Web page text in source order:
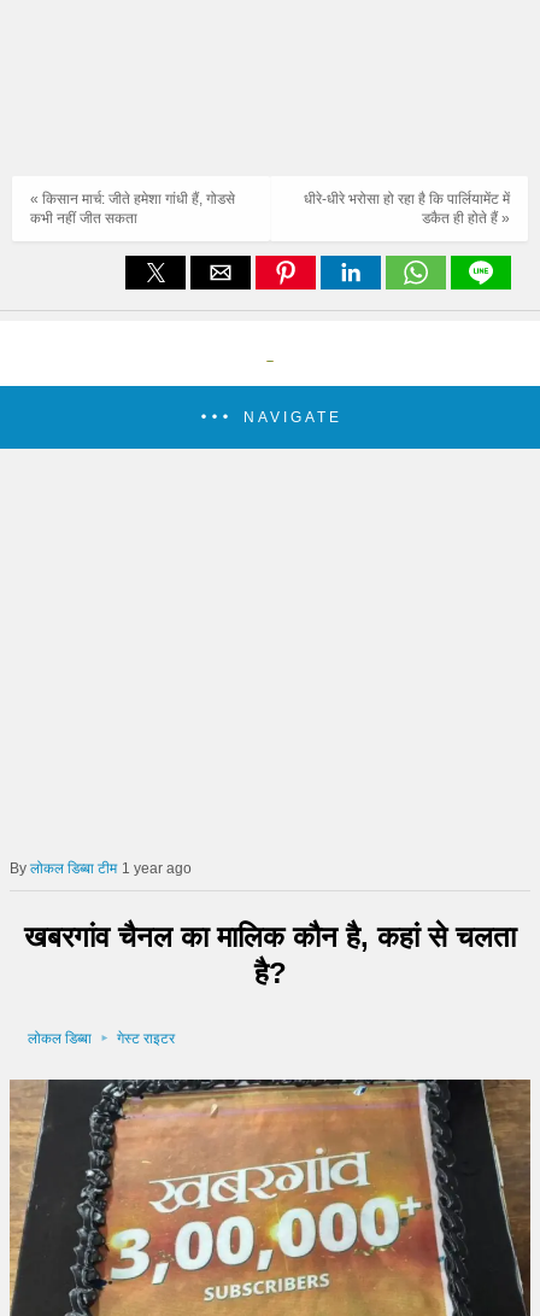
धीरे-धीरे भरोसा हो रहा है कि पार्लियामेंट में
डकैत ही होते हैं »
« किसान मार्च: जीते हमेशा गांधी हैं, गोडसे
कभी नहीं जीत सकता